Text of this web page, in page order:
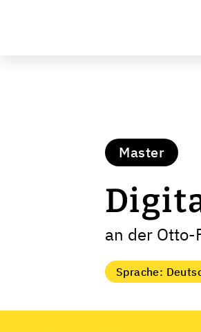
Master
an der
Sprache: